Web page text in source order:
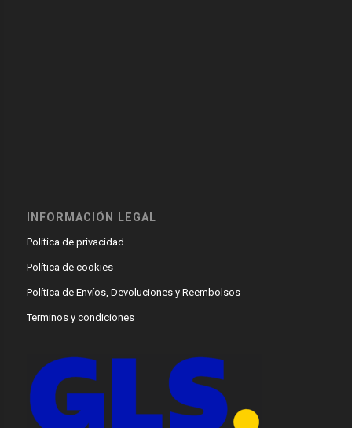
INFORMACIÓN LEGAL
Política de privacidad
Política de cookies
Política de Envíos, Devoluciones y Reembolsos
Terminos y condiciones